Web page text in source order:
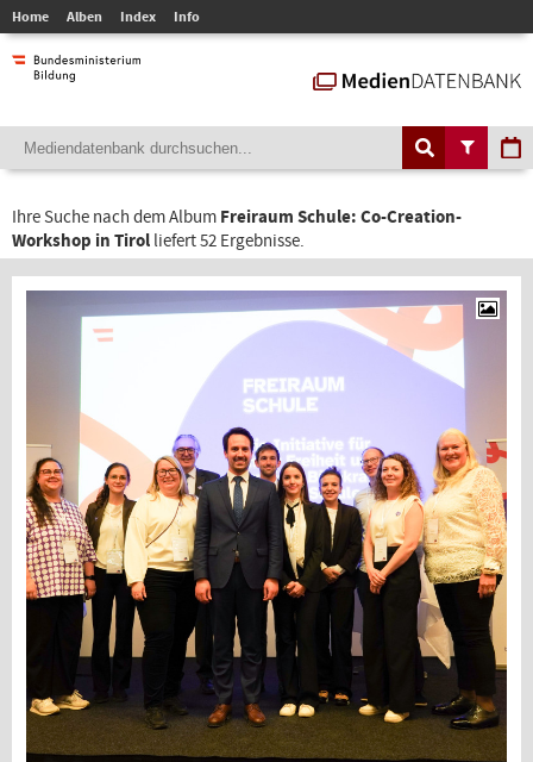
Home Alben Index Info
Ihre Suche nach dem Album Freiraum Schule: Co-Creation-
Workshop in Tirol liefert 52 Ergebnisse.